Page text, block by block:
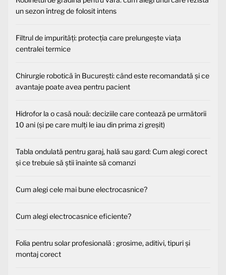
un sezon întreg de folosit intens
Filtrul de impurități: protecția care prelungește viața
centralei termice
Chirurgie robotică în București: când este recomandată și ce
avantaje poate avea pentru pacient
Hidrofor la o casă nouă: deciziile care contează pe următorii
10 ani (și pe care mulți le iau din prima zi greșit)
Tabla ondulată pentru garaj, hală sau gard: Cum alegi corect
și ce trebuie să știi înainte să comanzi
Cum alegi cele mai bune electrocasnice?
Cum alegi electrocasnice eficiente?
Folia pentru solar profesională : grosime, aditivi, tipuri și
montaj corect